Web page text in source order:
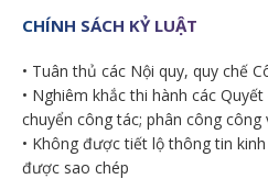
CHÍNH SÁCH KỶ LUẬT
• Tuân thủ các Nội quy, quy chế
• Nghiêm khắc thi hành các
chuyển công tác; phân công công
• Không được tiết lộ thông tin
được sao chép